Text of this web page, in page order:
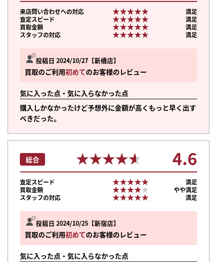
投稿日 2024/10/27 新橋店
買取のご利用初めてのお客様のレビュー
気に入った点・気に入らなかった点
購入しかなかったけど予想外に金額が高くもっと早く出す
べきだった。
来店問い合わせへの対応 ★★★★★
★★★★★
満足
査定スピード
★★★★★
★★★★★
満足
買取金額
★★★★★
★★★★★
満足
スタッフの対応
★★★★★
★★★★★ 満足
投稿日 2024/10/25 新宿店
買取のご利用初めてのお客様のレビュー
気に入った点・気に入らなかった点
総合 ★★★★★
★★★★★ 4.6
査定スピード ★★★★★
★★★★★
満足
買取金額
★★★★★
★★★★★
やや満足
スタッフの対応
★★★★★
★★★★★ 満足